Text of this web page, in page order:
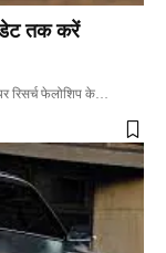
डेट तक करें
रिसर्च फेलोशिप के…